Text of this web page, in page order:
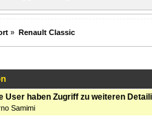
» Renault Classic
User haben Zugriff zu weiteren
Samimi